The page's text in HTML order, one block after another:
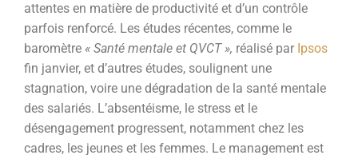
attentes en matière de productivité et d’un contrôle
parfois renforcé. Les études récentes, comme le
baromètre « Santé mentale et QVCT », réalisé par Ipsos
fin janvier, et d’autres études, soulignent une
stagnation, voire une dégradation de la santé mentale
des salariés. L’absentéisme, le stress et le
désengagement progressent, notamment chez les
cadres, les jeunes et les femmes. Le management est